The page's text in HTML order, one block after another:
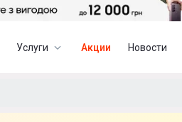
Услуги Акции Новости